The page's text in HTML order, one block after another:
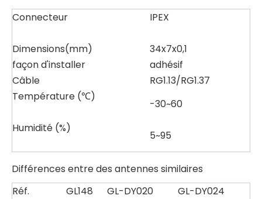
Connecteur IPEX
Dimensions(mm)
34x7x0,1
façon d'installer
adhésif
Câble
RG1.13/RG1.37
Température (℃)
-30~60
Humidité (%)
5~95
Différences entre des antennes similaires
Réf.
GL148 GL-DY020
GL-DY024